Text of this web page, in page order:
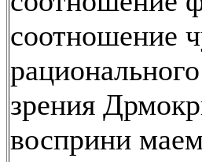
соотношение
зрения
восприни